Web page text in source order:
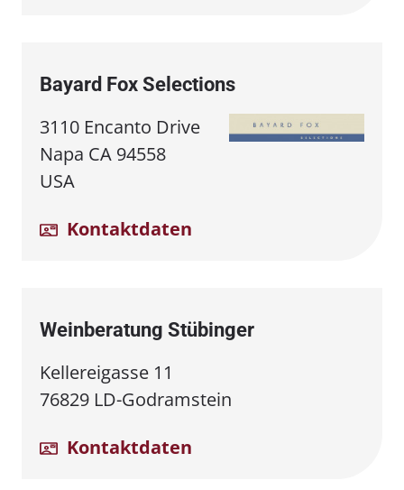
Bayard Fox Selections
3110 Encanto Drive
Napa CA 94558
USA
Kontaktdaten
Weinberatung Stübinger
Kellereigasse 11
76829 LD-Godramstein
Kontaktdaten